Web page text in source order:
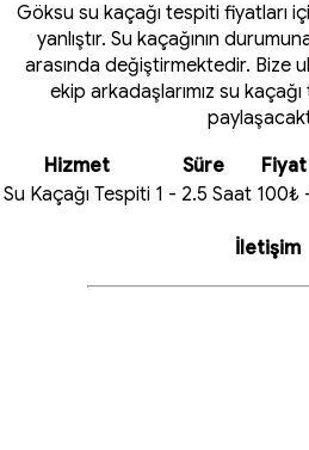
Göksu su kaçağı tespiti fiyatları
yanlıştır. Su kaçağının
arasında değiştirmektedir. Bize
ekip arkadaşlarımız su
Hizmet
Süre
Fiyat
Su Kaçağı Tespiti 1 - 2.5 Saat 100₺
İletişim